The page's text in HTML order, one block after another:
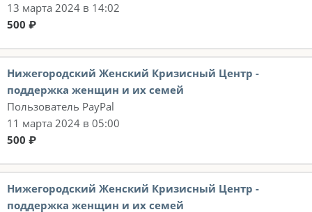
13 марта 2024 в 14:02
500 ₽
Нижегородский Женский Кризисный Центр -
поддержка женщин и их семей
Пользователь PayPal
11 марта 2024 в 05:00
500 ₽
Нижегородский Женский Кризисный Центр -
поддержка женщин и их семей